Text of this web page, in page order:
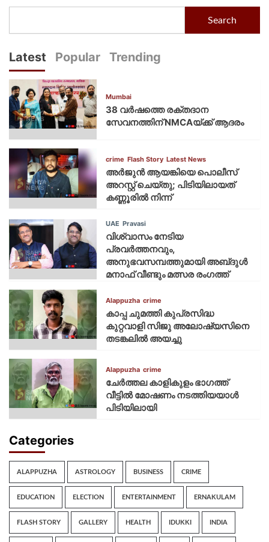
Search
Latest Popular Trending
Mumbai
38 വർഷത്തെ രക്തദാന
സേവനത്തിന് NMCAയ്ക്ക് ആദരം
crime Flash Story Latest News
അർജുൻ ആയങ്കിയെ പൊലീസ്
അറസ്റ്റ് ചെയ്‌തു; പിടിയിലായത്
കണ്ണൂരിൽ നിന്ന്
UAE Pravasi
വിശ്വാസം നേടിയ
പ്രവർത്തനവും,
അനുഭവസമ്പത്തുമായി അബ്‌ദുൾ
മനാഫ് വീണ്ടും മത്സര രംഗത്ത്
Alappuzha crime
കാപ്പ ചുമത്തി കുപ്രസിദ്ധ
കുറ്റവാളി സിജു അലോഷ്യസിനെ
തടങ്കലിൽ അയച്ചു
Alappuzha crime
ചേർത്തല കാളികുളം ഭാഗത്ത്
വീട്ടിൽ മോഷണം നടത്തിയയാൾ
പിടിയിലായി
Categories
ALAPPUZHA ASTROLOGY BUSINESS CRIME
EDUCATION ELECTION ENTERTAINMENT ERNAKULAM
FLASH STORY GALLERY HEALTH IDUKKI INDIA